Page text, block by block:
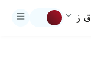
ق ز